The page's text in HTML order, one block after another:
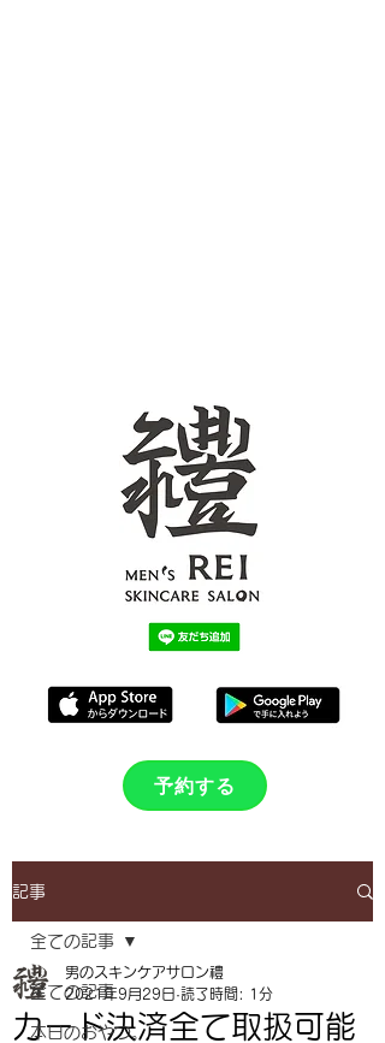
予約する
記事
全ての記事
本日のおやつ。
全ての記事
カード決済全て取扱可能
男のスキンケアサロン禮
2021年9月29日 読了時間: 1分